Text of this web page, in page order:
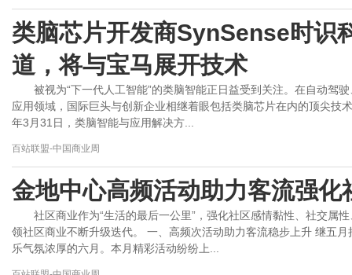
类脑芯片开发商SynSense时识
道，将与宝马展开技术
被视为“下一代人工智能”的类脑智能正日益受到关注。在自动驾
应用领域，国际巨头与创新企业相继着眼包括类脑芯片在内的顶尖技
年3月31日，类脑智能与应用解决方...
百站联盟-中国商业周
金地中心高频活动助力客流强化
社区商业作为“生活的最后一公里”，强化社区感情黏性、社交属
领社区商业不断升级迭代。 一、高频次活动助力客流稳步上升 继五
乐气氛浓厚的六月。本月精彩活动纷纷上...